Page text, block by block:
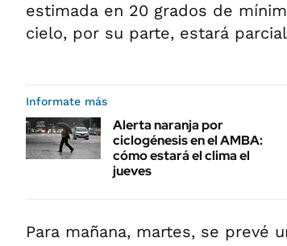
estimada en 20 grados de
cielo, por su parte, estará
Informate más
Alerta naranja por
ciclogénesis en el AMBA:
cómo estará el clima el
jueves
Para mañana, martes, se prevé